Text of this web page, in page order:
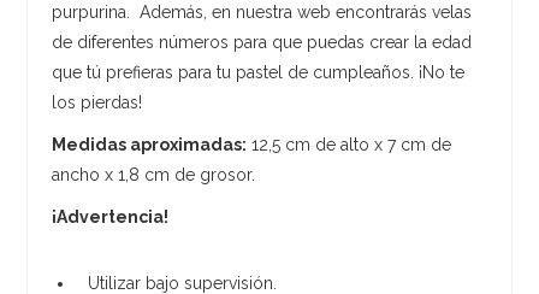
purpurina. Además, en nuestra web encontrarás velas
de diferentes números para que puedas crear la edad
que tú prefieras para tu pastel de cumpleaños. ¡No te
los pierdas!
Medidas aproximadas: 12,5 cm de alto x 7 cm de
ancho x 1,8 cm de grosor.
¡Advertencia!
Utilizar bajo supervisión.